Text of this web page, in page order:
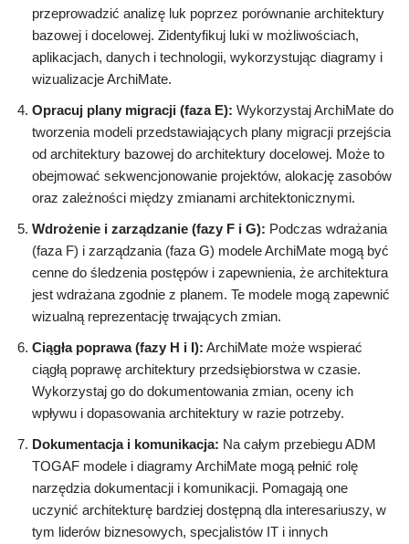
przeprowadzić analizę luk poprzez porównanie architektury
bazowej i docelowej. Zidentyfikuj luki w możliwościach,
aplikacjach, danych i technologii, wykorzystując diagramy i
wizualizacje ArchiMate.
Opracuj plany migracji (faza E): Wykorzystaj ArchiMate do
tworzenia modeli przedstawiających plany migracji przejścia
od architektury bazowej do architektury docelowej. Może to
obejmować sekwencjonowanie projektów, alokację zasobów
oraz zależności między zmianami architektonicznymi.
Wdrożenie i zarządzanie (fazy F i G): Podczas wdrażania
(faza F) i zarządzania (faza G) modele ArchiMate mogą być
cenne do śledzenia postępów i zapewnienia, że architektura
jest wdrażana zgodnie z planem. Te modele mogą zapewnić
wizualną reprezentację trwających zmian.
Ciągła poprawa (fazy H i I): ArchiMate może wspierać
ciągłą poprawę architektury przedsiębiorstwa w czasie.
Wykorzystaj go do dokumentowania zmian, oceny ich
wpływu i dopasowania architektury w razie potrzeby.
Dokumentacja i komunikacja: Na całym przebiegu ADM
TOGAF modele i diagramy ArchiMate mogą pełnić rolę
narzędzia dokumentacji i komunikacji. Pomagają one
uczynić architekturę bardziej dostępną dla interesariuszy, w
tym liderów biznesowych, specjalistów IT i innych